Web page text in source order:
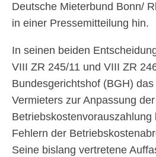
Deutsche Mieterbund Bonn/
in einer Pressemitteilung hin.
In seinen beiden
VIII ZR 245/11 und VIII ZR
Bundesgerichtshof (BGH)
Vermieters zur Anpassung der
Betriebskostenvorauszahlung
Fehlern der
Seine bislang vertretene